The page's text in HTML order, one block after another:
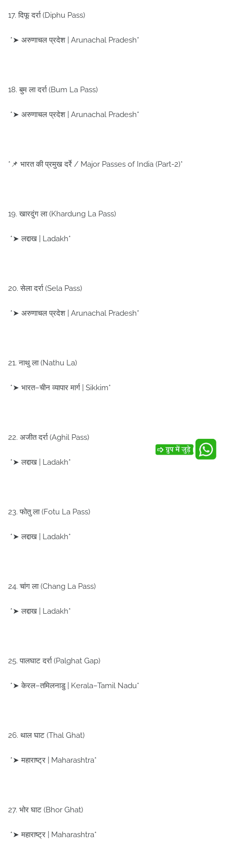
17. दिफू दर्रा (Diphu Pass)
*➤ अरुणाचल प्रदेश | Arunachal Pradesh*
18. बुम ला दर्रा (Bum La Pass)
*➤ अरुणाचल प्रदेश | Arunachal Pradesh*
*📌 भारत की प्रमुख दर्रे / Major Passes of India (Part-2)*
19. खारदुंग ला (Khardung La Pass)
*➤ लद्दाख | Ladakh*
20. सेला दर्रा (Sela Pass)
*➤ अरुणाचल प्रदेश | Arunachal Pradesh*
21. नाथु ला (Nathu La)
*➤ भारत–चीन व्यापार मार्ग | Sikkim*
22. अजीत दर्रा (Aghil Pass)
*➤ लद्दाख | Ladakh*
23. फोतु ला (Fotu La Pass)
*➤ लद्दाख | Ladakh*
24. चांग ला (Chang La Pass)
*➤ लद्दाख | Ladakh*
25. पालघाट दर्रा (Palghat Gap)
*➤ केरल–तमिलनाडु | Kerala–Tamil Nadu*
26. थाल घाट (Thal Ghat)
*➤ महाराष्ट्र | Maharashtra*
27. भोर घाट (Bhor Ghat)
*➤ महाराष्ट्र | Maharashtra*